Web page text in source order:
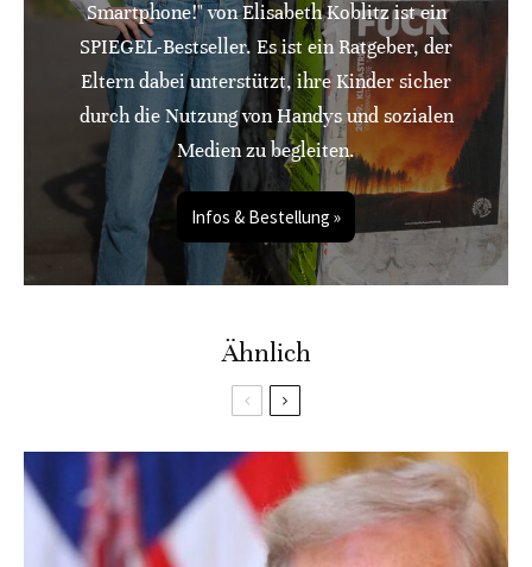
Smartphone!" von Elisabeth Koblitz ist ein
SPIEGEL-Bestseller. Es ist ein Ratgeber, der
Eltern dabei unterstützt, ihre Kinder sicher
durch die Nutzung von Handys und sozialen
Medien zu begleiten.
Infos & Bestellung »
Ähnlich